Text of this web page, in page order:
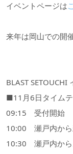
イベントページは
来年は岡山での開
BLAST SETOUCHI
■11月6日タイムテ
09:15 受付開始
10:00 瀬戸内から
10:30 瀬戸内から